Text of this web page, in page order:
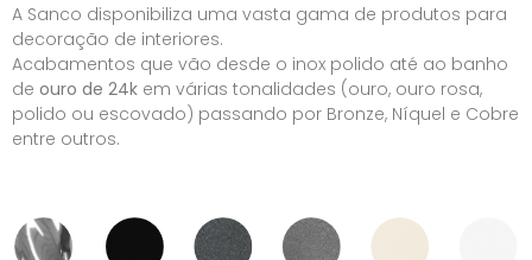
A Sanco disponibiliza uma vasta gama de produtos para
decoração de interiores.
Acabamentos que vão desde o inox polido até ao banho
de ouro de 24k em várias tonalidades (ouro, ouro rosa,
polido ou escovado) passando por Bronze, Níquel e Cobre
entre outros.